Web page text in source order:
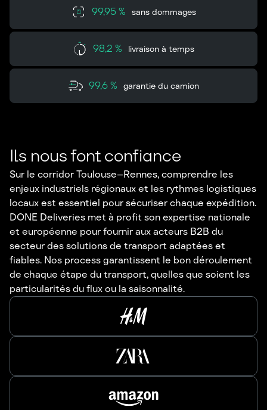
99,95 % sans dommages
98,2 % livraison à temps
99,6 % garantie du camion
Ils nous font confiance
Sur le corridor Toulouse–Rennes, comprendre les
enjeux industriels régionaux et les rythmes logistiques
locaux est essentiel pour sécuriser chaque expédition.
DONE Deliveries met à profit son expertise nationale
et européenne pour fournir aux acteurs B2B du
secteur des solutions de transport adaptées et
fiables. Nos process garantissent le bon déroulement
de chaque étape du transport, quelles que soient les
particularités du flux ou la saisonnalité.